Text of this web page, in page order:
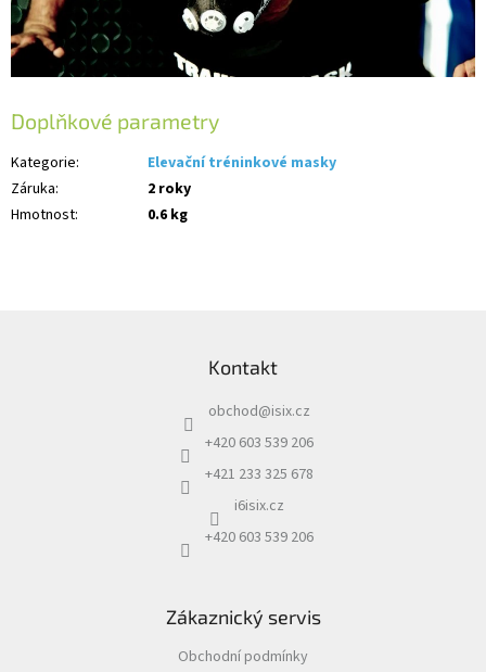
Doplňkové parametry
Kategorie:
Elevační tréninkové masky
Záruka:
2 roky
Hmotnost: 0.6 kg
Kontakt
obchod@isix.cz
+420 603 539 206
+421 233 325 678
i6isix.cz
+420 603 539 206
Zákaznický servis
Obchodní podmínky